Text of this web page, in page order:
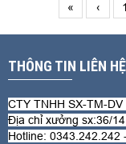
« ‹ 1
THÔNG TIN LIÊN HỆ
CTY TNHH SX-TM-
Địa chỉ xưởng sx:36/
Hotline: